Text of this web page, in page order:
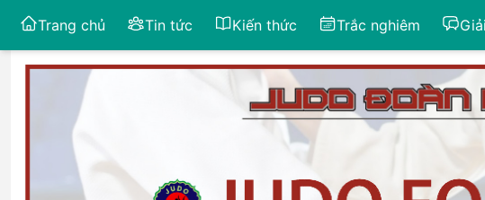
Trang chủ Tin tức Kiến thức Trắc nghiêm